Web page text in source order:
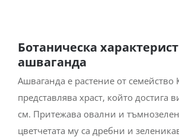
Ботаническа
ашваганда
Ашваганда е растение от семейство
представлява храст, който достига
см. Притежава овални и
цветчетата му са дребни и